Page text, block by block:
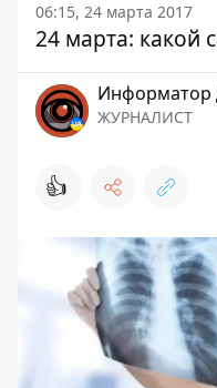
06:15, 24 марта 2017
24 марта: какой
Информатор
ЖУРНАЛИСТ
👍